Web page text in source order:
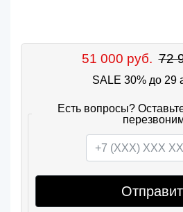
51 000 руб. 72
SALE 30% до 29
Есть вопросы?